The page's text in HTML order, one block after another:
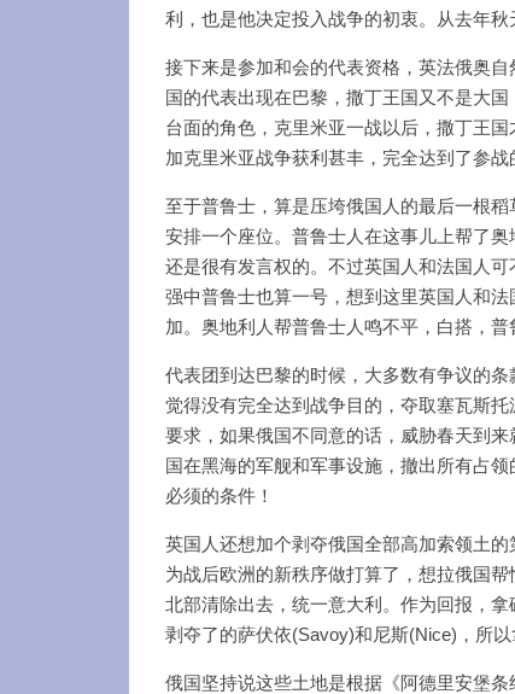
利，也是他决定投入战争的初衷。从去年
接下来是参加和会的代表资格，英法俄奥
国的代表出现在巴黎，撒丁王国又不是大
台面的角色，克里米亚一战以后，撒丁王
加克里米亚战争获利甚丰，完全达到了参
至于普鲁士，算是压垮俄国人的最后一根
安排一个座位。普鲁士人在这事儿上帮了
还是很有发言权的。不过英国人和法国人
强中普鲁士也算一号，想到这里英国人和
加。奥地利人帮普鲁士人鸣不平，白搭，
代表团到达巴黎的时候，大多数有争议的
觉得没有完全达到战争目的，夺取塞瓦斯
要求，如果俄国不同意的话，威胁春天到
国在黑海的军舰和军事设施，撤出所有占
必须的条件！
英国人还想加个剥夺俄国全部高加索领土
为战后欧洲的新秩序做打算了，想拉俄国
北部清除出去，统一意大利。作为回报，
剥夺了的萨伏依(Savoy)和尼斯(Nice)，所
俄国坚持说这些土地是根据《阿德里安堡